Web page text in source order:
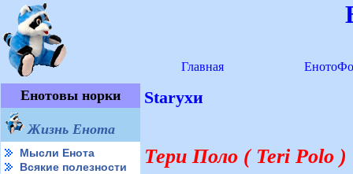
Главная
Енотовы норки
Жизнь Енота
Мысли Енота
Всякие полезности
Starухи
Тери Поло ( Teri Polo )